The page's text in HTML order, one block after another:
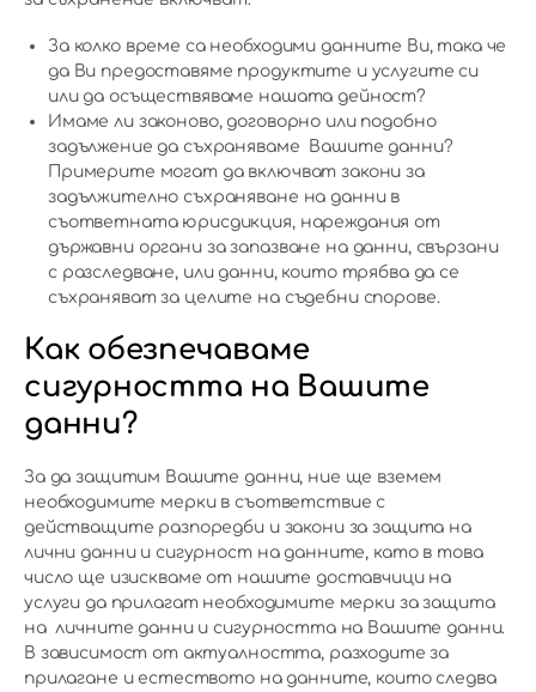
За колко време са необходими данните Ви, така че
да Ви предоставяме продуктите и услугите си
или да осъществяваме нашата дейност?
Имаме ли законово, договорно или подобно
задължение да съхраняваме Вашите данни?
Примерите могат да включват закони за
задължително съхраняване на данни в
съответната юрисдикция, нареждания от
държавни органи за запазване на данни, свързани
с разследване, или данни, които трябва да се
съхраняват за целите на съдебни спорове.
Как обезпечаваме
сигурността на Вашите
данни?
За да защитим Вашите данни, ние ще вземем
необходимите мерки в съответствие с
действащите разпоредби и закони за защита на
лични данни и сигурност на данните, като в това
число ще изискваме от нашите доставчици на
услуги да прилагат необходимите мерки за защита
на личните данни и сигурността на Вашите данни.
В зависимост от актуалността, разходите за
прилагане и естеството на данните, които следва